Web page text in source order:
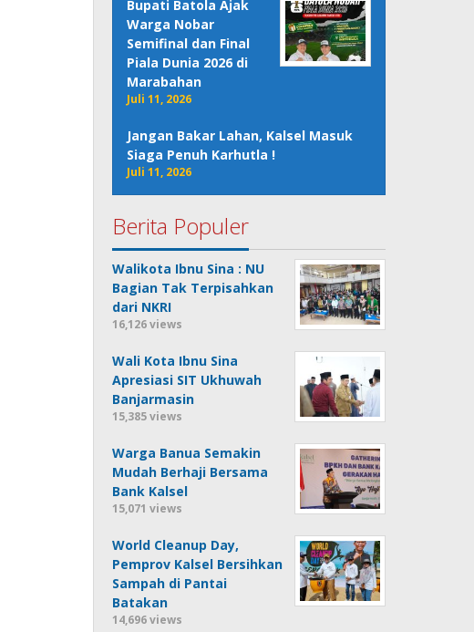
Bupati Batola Ajak
Warga Nobar
Semifinal dan Final
Piala Dunia 2026 di
Marabahan
Juli 11, 2026
Jangan Bakar Lahan, Kalsel Masuk
Siaga Penuh Karhutla !
Juli 11, 2026
Berita Populer
Walikota Ibnu Sina : NU
Bagian Tak Terpisahkan
dari NKRI
16,126 views
Wali Kota Ibnu Sina
Apresiasi SIT Ukhuwah
Banjarmasin
15,385 views
Warga Banua Semakin
Mudah Berhaji Bersama
Bank Kalsel
15,071 views
World Cleanup Day,
Pemprov Kalsel Bersihkan
Sampah di Pantai
Batakan
14,696 views